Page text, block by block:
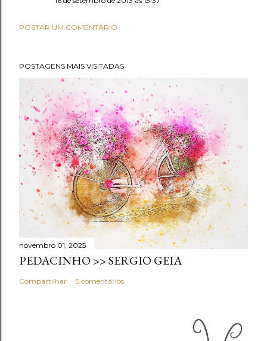
POSTAR UM COMENTÁRIO
POSTAGENS MAIS VISITADAS
novembro 01, 2025
PEDACINHO >> SERGIO GEIA
Compartilhar 5 comentários